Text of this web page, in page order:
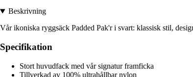
Beskrivning
Vår ikoniska ryggsäck Padded Pak'r i svart: klassisk stil,
Specifikation
Stort huvudfack med vår signatur framficka
Tillverkad av 100% ultrahållbar nylon